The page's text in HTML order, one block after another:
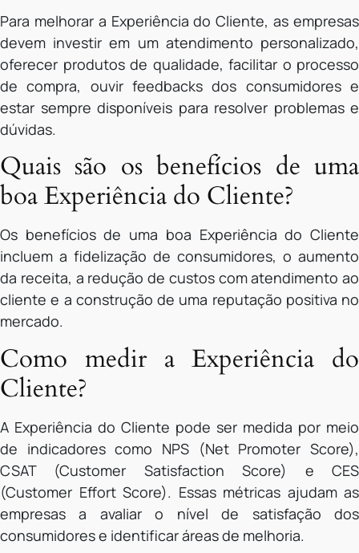
Para melhorar a Experiência do Cliente, as empresas
devem investir em um atendimento personalizado,
oferecer produtos de qualidade, facilitar o processo
de compra, ouvir feedbacks dos consumidores e
estar sempre disponíveis para resolver problemas e
dúvidas.
Quais são os benefícios de uma
boa Experiência do Cliente?
Os benefícios de uma boa Experiência do Cliente
incluem a fidelização de consumidores, o aumento
da receita, a redução de custos com atendimento ao
cliente e a construção de uma reputação positiva no
mercado.
Como medir a Experiência do
Cliente?
A Experiência do Cliente pode ser medida por meio
de indicadores como NPS (Net Promoter Score),
CSAT (Customer Satisfaction Score) e CES
(Customer Effort Score). Essas métricas ajudam as
empresas a avaliar o nível de satisfação dos
consumidores e identificar áreas de melhoria.